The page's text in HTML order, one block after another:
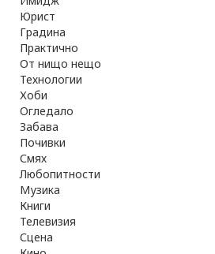
Юрист
Градина
Практично
От нищо нещо
Технологии
Хоби
Огледало
Забава
Почивки
Смях
Любопитности
Музика
Книги
Телевизия
Сцена